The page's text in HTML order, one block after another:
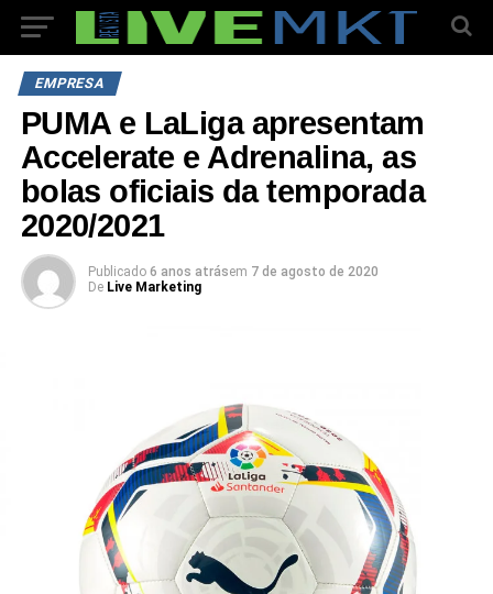
EMPRESA
PUMA e LaLiga apresentam
Accelerate e Adrenalina, as
bolas oficiais da temporada
2020/2021
Publicado 6 anos atrásem 7 de agosto de 2020
De Live Marketing